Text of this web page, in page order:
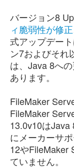
バージョン8
ィ脆弱性が修正
式アップデー
ン7およびそれ
は、Java 8へ
あります。
FileMaker
FileMaker
13.0v10はJava
にメーカーサ
12やFileMaker
ていません。